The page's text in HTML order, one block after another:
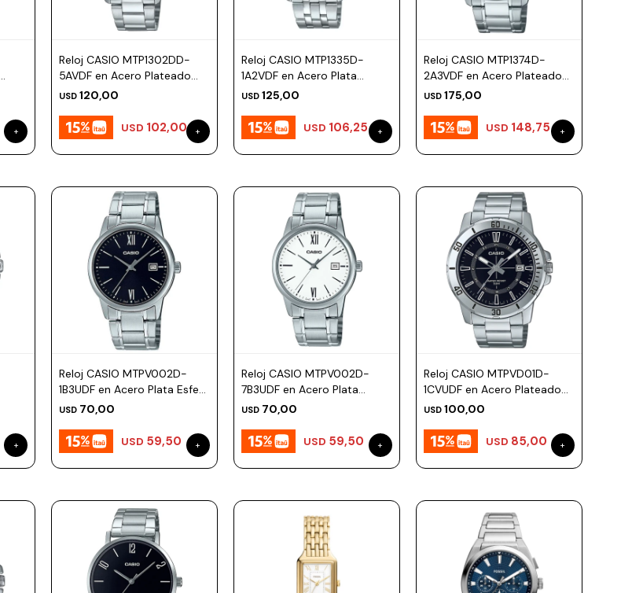
Reloj CASIO MTP1302DD-
5AVDF en Acero Plateado
Esfera 38mm
USD 120,00
USD 102,00
Reloj CASIO MTP1335D-
1A2VDF en Acero Plata
Esfera 39mm
USD 125,00
USD 106,25
Reloj CASIO MTP1374D-
2A3VDF en Acero Plateado
Esfera 44mm
USD 175,00
USD 148,75
Reloj CASIO MTPV002D-
1B3UDF en Acero Plata Esfera
44mm
USD 70,00
USD 59,50
Reloj CASIO MTPV002D-
7B3UDF en Acero Plata
Esfera 44mm
USD 70,00
USD 59,50
Reloj CASIO MTPVD01D-
1CVUDF en Acero Plateado
Esfera 45mm
USD 100,00
USD 85,00